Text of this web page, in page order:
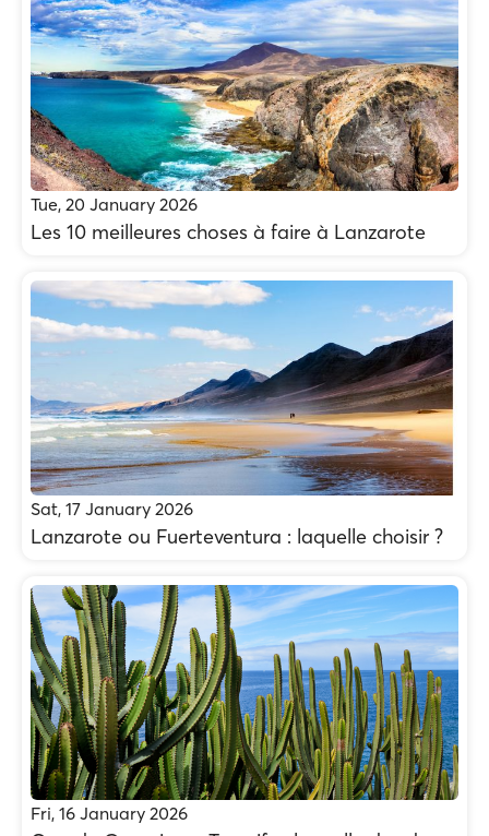
Tue, 20 January 2026
Les 10 meilleures choses à faire à Lanzarote
Sat, 17 January 2026
Lanzarote ou Fuerteventura : laquelle choisir ?
Fri, 16 January 2026